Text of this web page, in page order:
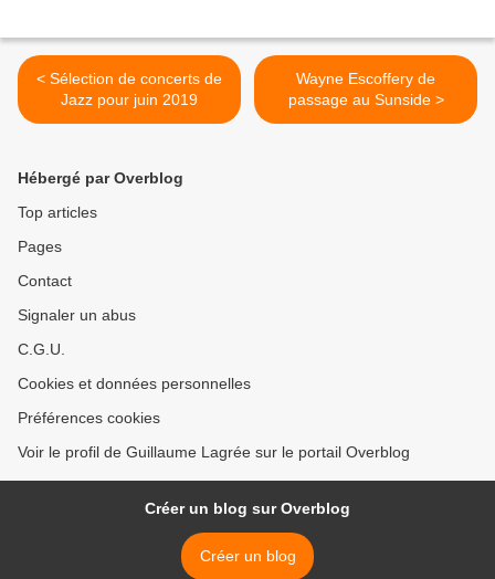
< Sélection de concerts de
Jazz pour juin 2019
Wayne Escoffery de
passage au Sunside >
Hébergé par Overblog
Top articles
Pages
Contact
Signaler un abus
C.G.U.
Cookies et données personnelles
Préférences cookies
Voir le profil de Guillaume Lagrée sur le portail Overblog
Créer un blog sur Overblog
Créer un blog